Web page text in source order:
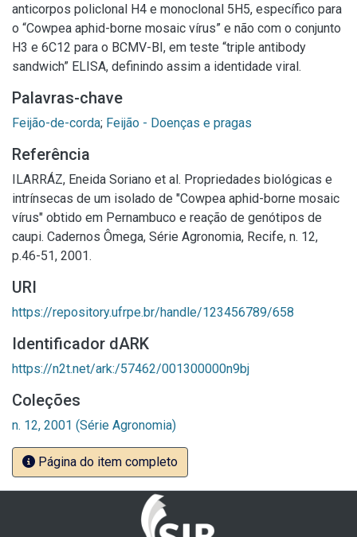
anticorpos policlonal H4 e monoclonal 5H5, específico para
o “Cowpea aphid-borne mosaic vírus” e não com o conjunto
H3 e 6C12 para o BCMV-BI, em teste “triple antibody
sandwich” ELISA, definindo assim a identidade viral.
Palavras-chave
Feijão-de-corda; Feijão - Doenças e pragas
Referência
ILARRÁZ, Eneida Soriano et al. Propriedades biológicas e
intrínsecas de um isolado de "Cowpea aphid-borne mosaic
vírus" obtido em Pernambuco e reação de genótipos de
caupi. Cadernos Ômega, Série Agronomia, Recife, n. 12,
p.46-51, 2001.
URI
https://repository.ufrpe.br/handle/123456789/658
Identificador dARK
https://n2t.net/ark:/57462/001300000n9bj
Coleções
n. 12, 2001 (Série Agronomia)
Página do item completo